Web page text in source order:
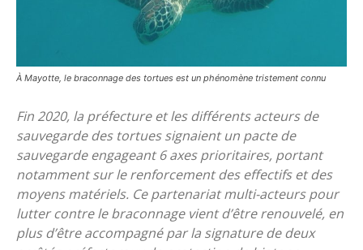
À Mayotte, le braconnage des tortues est un phénomène tristement connu
Fin 2020, la préfecture et les différents acteurs de
sauvegarde des tortues signaient un pacte de
sauvegarde engageant 6 axes prioritaires, portant
notamment sur le renforcement des effectifs et des
moyens matériels. Ce partenariat multi-acteurs pour
lutter contre le braconnage vient d’être renouvelé, en
plus d’être accompagné par la signature de deux